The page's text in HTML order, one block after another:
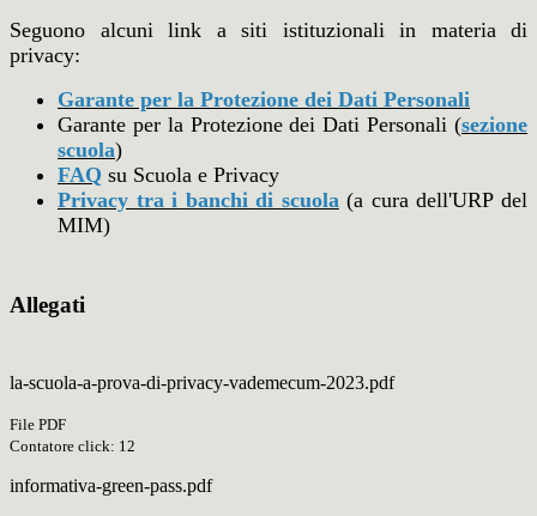
Seguono alcuni link a siti istituzionali in materia di
privacy:
Garante per la Protezione dei Dati Personali
Garante per la Protezione dei Dati Personali (sezione
scuola)
FAQ su Scuola e Privacy
Privacy tra i banchi di scuola(a cura dell'URP del
MIM)
Allegati
la-scuola-a-prova-di-privacy-vademecum-2023.pdf
File PDF
Contatore click: 12
informativa-green-pass.pdf